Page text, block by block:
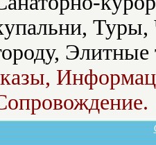
Туры,